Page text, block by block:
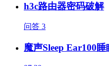
h3c路由器密码破解
问答 3
魔声Sleep Ear100